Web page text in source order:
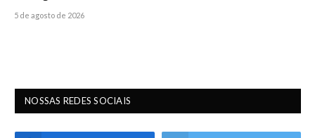
5 de agosto de 2026
NOSSAS REDES SOCIAIS